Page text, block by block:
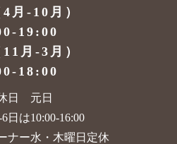
月-10月）
19:00
月-3月）
18:00
日 元日
日は10:00-16:00
ナー水・木曜日定休